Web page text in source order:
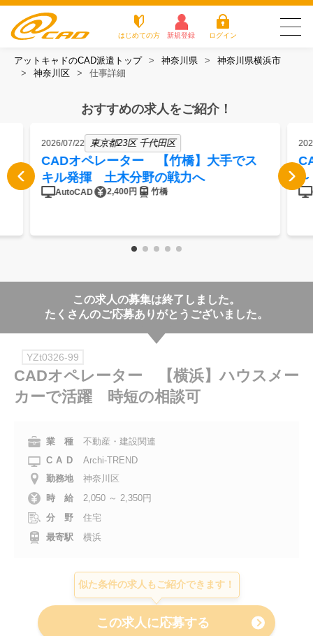
はじめての方 新規登録 ログイン
友だち追加で
最新の求人を確認
アットキャドが選ばれる3つの理由
派遣がはじめての方
お仕事を探す
お電話でのお問い合わせ
東 京 0120-630-660 大 阪
名古屋 0120-960-379
電話受付：平日 9:15～19:00
アットキャドが選
派遣がは
方
探す
ム
アットキャドのCAD派遣トップ 神奈川県
神奈川県横浜市
神奈川区
仕事詳細
おすすめの求人をご紹介！
2026/07/22 東京都23区 千代田区
CADオペレーター 【竹橋】大手でス
キル発揮 土木分野の戦力へ
AutoCAD 2,400円 竹橋
この求人の募集は終了しました。
たくさんのご応募ありがとうございました。
YZt0326-99
CADオペレーター 【横浜】ハウスメー
カーで活躍 時短の相談可
業 種
不動産・建設関連
CAD
Archi-TREND
勤務地
神奈川区
時 給
2,050 ～ 2,350円
分 野
住宅
最寄駅
横浜
似た条件の求人もご紹介できます！